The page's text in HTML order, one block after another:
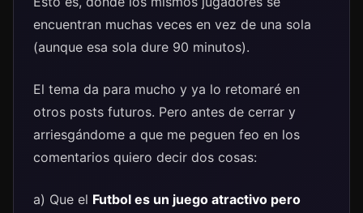
encuentran muchas veces en vez de una sola
(aunque esa sola dure 90 minutos).
El tema da para mucho y ya lo retomaré en
otros posts futuros. Pero antes de cerrar y
arriesgándome a que me peguen feo en los
comentarios quiero decir dos cosas:
a) Que el Futbol es un juego atractivo pero